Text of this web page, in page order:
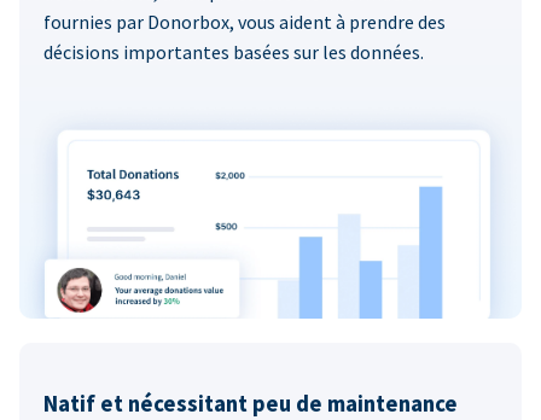
fournies par Donorbox, vous aident à prendre des
décisions importantes basées sur les données.
Natif et nécessitant peu de maintenance